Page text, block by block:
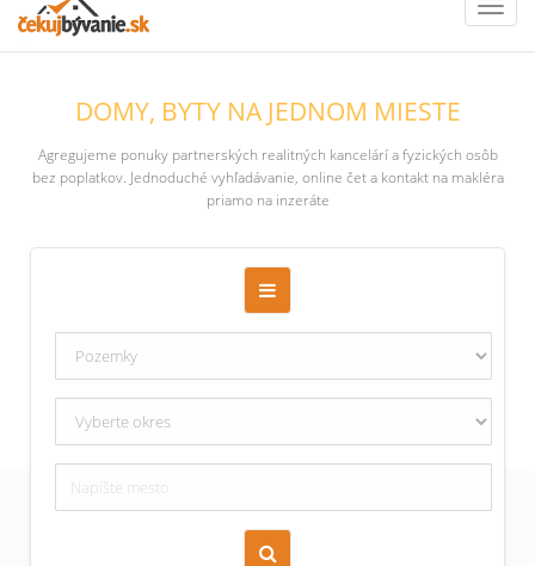
DOMY, BYTY NA JEDNOM MIESTE
Agregujeme ponuky partnerských realitných kancelárí a fyzických osôb
bez poplatkov. Jednoduché vyhľadávanie, online čet a kontakt na makléra
priamo na inzeráte
Zoraď podľa času pridania